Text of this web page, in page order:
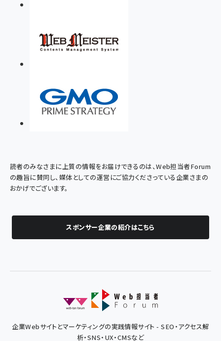
読者のみなさまに上質の情報をお届けできるのは、Web担当者Forum
の趣旨に賛同し、媒体としての運営にご協力くださっている企業さまの
おかげでございます。
スポンサー企業の紹介はこちら
企業Webサイトとマーケティングの実践情報サイト - SEO・アクセス解
析・SNS・UX・CMSなど